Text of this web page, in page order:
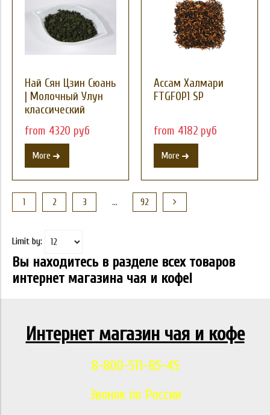
Най Сян Цзин Сюань
| Молочный Улун
классический
from 4320 руб
More
Ассам Халмари
FTGFOP1 SP
from 4182 руб
More
1 2 3 … 92
Limit by:
Вы находитесь в разделе всех товаров
интернет магазина чая и кофе!
Интернет магазин чая и кофе
8-800-511-85-45
Звонок по России